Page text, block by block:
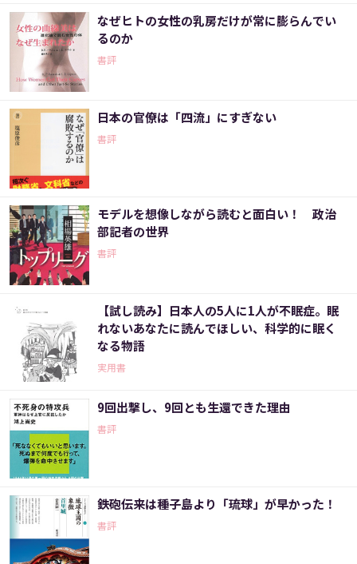
なぜヒトの女性の乳房だけが常に膨らんでい
るのか
書評
日本の官僚は「四流」にすぎない
書評
モデルを想像しながら読むと面白い！ 政治
部記者の世界
書評
【試し読み】日本人の5人に1人が不眠症。眠
れないあなたに読んでほしい、科学的に眠く
なる物語
実用書
9回出撃し、9回とも生還できた理由
書評
鉄砲伝来は種子島より「琉球」が早かった！
書評